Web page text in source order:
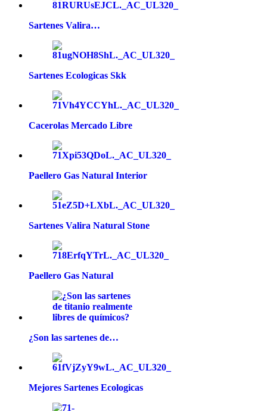
Sartenes Valira…
Sartenes Ecologicas Skk
Cacerolas Mercado Libre
Paellero Gas Natural Interior
Sartenes Valira Natural Stone
Paellero Gas Natural
¿Son las sartenes de…
Mejores Sartenes Ecologicas